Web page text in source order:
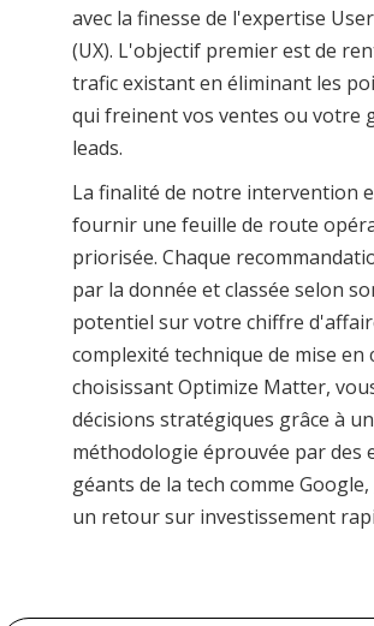
avec la finesse de l'expertise
(UX). L'objectif premier est de
trafic existant en éliminant les
qui freinent vos ventes ou votre
leads.
La finalité de notre intervention
fournir une feuille de route
priorisée. Chaque
par la donnée et classée selon
potentiel sur votre chiffre
complexité technique de mise en
choisissant Optimize Matter,
décisions stratégiques grâce à
méthodologie éprouvée par des
géants de la tech comme
un retour sur investissement